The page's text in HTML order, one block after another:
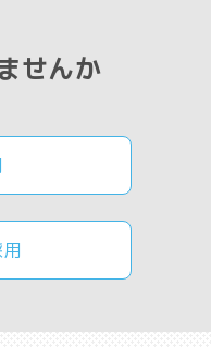
せんか